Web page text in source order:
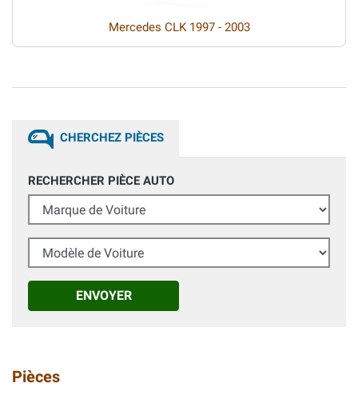
Mercedes CLK 1997 - 2003
CHERCHEZ PIÈCES
RECHERCHER PIÈCE AUTO
Marque de Voiture
Modèle de Voiture
ENVOYER
Pièces